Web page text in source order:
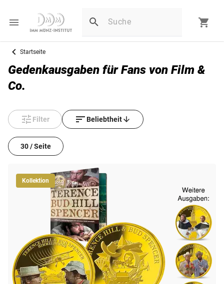
Startseite
Gedenkausgaben für Fans von Film &
Co.
Filter Beliebtheit
30 / Seite
Kollektion